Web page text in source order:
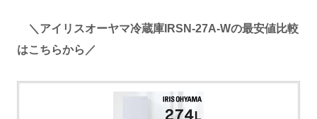
＼アイリスオーヤマ冷蔵庫IRSN-27A-Wの最安値比較
はこちらから／